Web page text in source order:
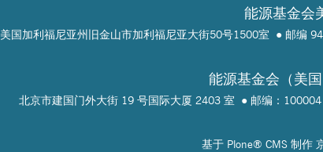
能源基金会
美国加利福尼亚州旧金山市加利福尼亚大街50号1500室 邮编
能源基金会（美
北京市建国门外大街 19 号国际大厦 2403 室 邮编：100004
基于 Plone® CMS 制作